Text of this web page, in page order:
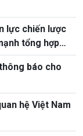
lực chiến lược
tổng hợp
báo cho
hệ Việt Nam